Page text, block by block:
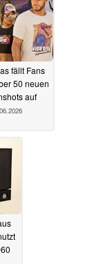
fällt Fans
50 neuen
auf